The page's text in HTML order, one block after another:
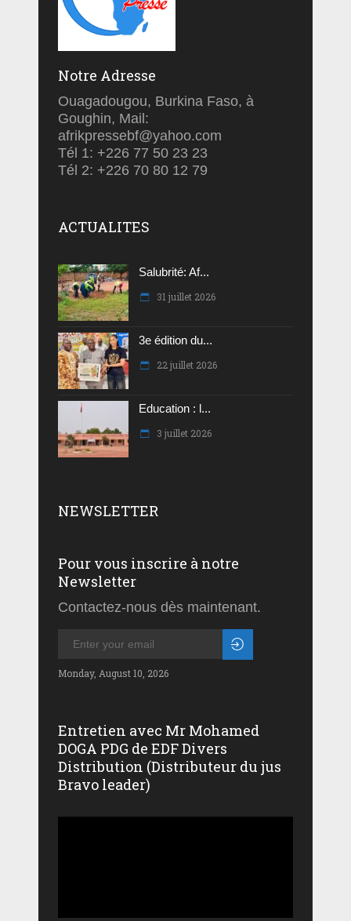
Notre Adresse
Ouagadougou, Burkina Faso, à
Goughin, Mail:
afrikpressebf@yahoo.com
Tél 1: +226 77 50 23 23
Tél 2: +226 70 80 12 79
ACTUALITES
Salubrité: Af...
31 juillet 2026
3e édition du...
22 juillet 2026
Education : l...
3 juillet 2026
NEWSLETTER
Pour vous inscrire à notre
Newsletter
Contactez-nous dès maintenant.
Monday, August 10, 2026
Entretien avec Mr Mohamed
DOGA PDG de EDF Divers
Distribution (Distributeur du jus
Bravo leader)